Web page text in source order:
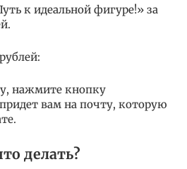
к идеальной фигуре!» за
нажмите кнопку
вам на почту, которую
делать?